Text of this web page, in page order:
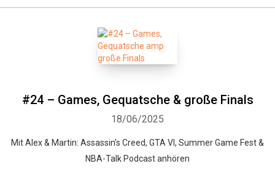
#24 – Games, Gequatsche & große Finals
18/06/2025
Mit Alex & Martin: Assassin’s Creed, GTA VI, Summer Game Fest &
NBA-Talk Podcast anhören